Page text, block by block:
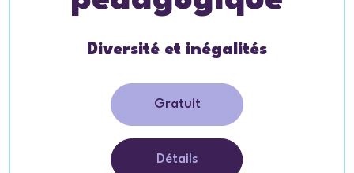
Diversité et inégalités
Gratuit
Détails